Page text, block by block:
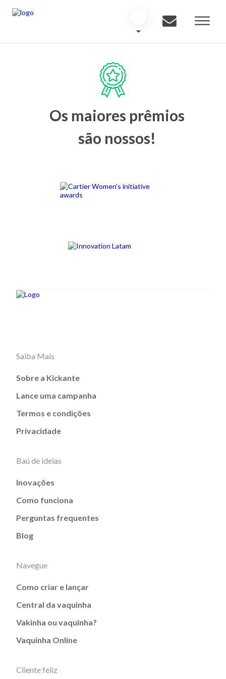
Os maiores prêmios
são nossos!
Saiba Mais
Sobre a Kickante
Lance uma campanha
Termos e condições
Privacidade
Baú de ideias
Inovações
Como funciona
Perguntas frequentes
Blog
Navegue
Como criar e lançar
Central da vaquinha
Vakinha ou vaquinha?
Vaquinha Online
Cliente feliz